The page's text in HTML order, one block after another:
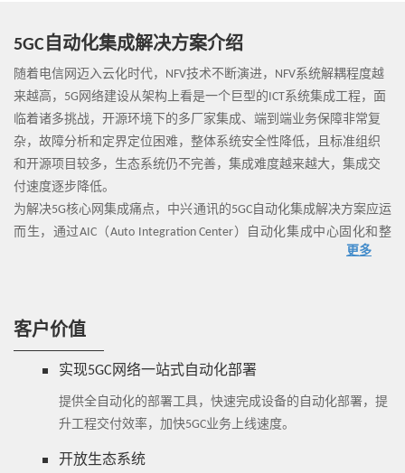
5GC自动化集成解决方案介绍
随着电信网迈入云化时代，NFV技术不断演进，NFV系统解耦程度越
来越高，5G网络建设从架构上看是一个巨型的ICT系统集成工程，面
临着诸多挑战，开源环境下的多厂家集成、端到端业务保障非常复
杂，故障分析和定界定位困难，整体系统安全性降低，且标准组织
和开源项目较多，生态系统仍不完善，集成难度越来越大，集成交
付速度逐步降低。
为解决5G核心网集成痛点，中兴通讯的5GC自动化集成解决方案应运
而生，通过AIC（Auto Integration Center）自动化集成中心固化和整
合集成流程，根据客户需求实时定制集成设计并验证可行性，设计
验证，实现用户5GC现场集成部署测试“零干预”，大幅缩短5GC部署/
成测试，实现集成设计与客户需求之间的“零距离”，有效解决了运营
用场景到网元的选择和部署过程更加便捷、灵活。
更多
客户价值
实现5GC网络一站式自动化部署
提供全自动化的部署工具，快速完成设备的自动化部署，提
升工程交付效率，加快5GC业务上线速度。
开放生态系统